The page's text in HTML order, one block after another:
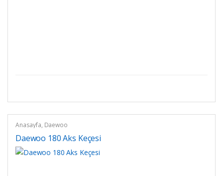
Anasayfa, Daewoo
Daewoo 180 Aks Keçesi